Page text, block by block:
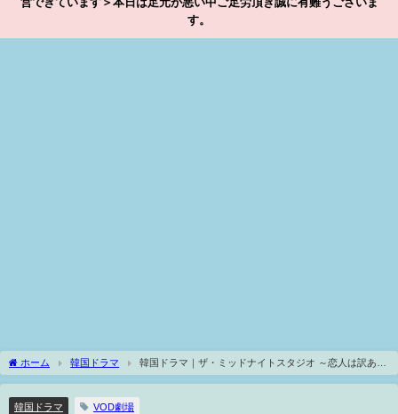
す。
ホーム 韓国ドラマ
韓国ドラマ｜ザ・ミッドナイトスタジオ ～恋人は訳あり
カメラマン～の動画を日本語字幕や吹替で無料で見れる配信サイトまとめ
韓国ドラマ VOD劇場